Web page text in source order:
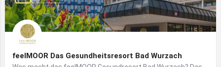
feelMOOR Das Gesundheitsresort Bad Wurzach